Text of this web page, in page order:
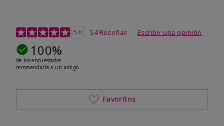
Calificación de clientes de 4,7 de 5
5.0 54 Reseñas Escribir una opinión
100%
de los encuestados
recomendaría a un amigo.
Favoritos